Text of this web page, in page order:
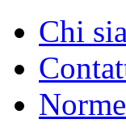
Chi